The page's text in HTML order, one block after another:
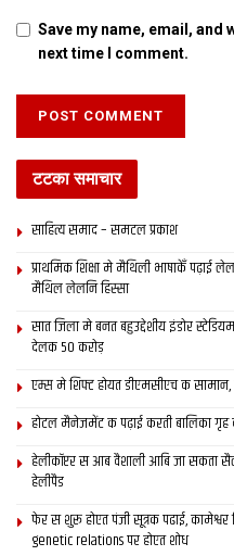
Save my name, email, and
next time I comment.
टटका समाचार
साहित्य समाद – समटल प्रकाश
प्राथमिक शि‍क्षा मे मैथि‍ली भाषाकेँ पढ़ाई
मैथिल लेलनि हिस्सा
सात जिला मे बनत बहुउद्देशीय इंडोर
देलक 50 करोड़
एम्स मे शिफ्ट होयत डीएमसीएच क सामान,
होटल मैनेजमेंट क पढ़ाई करती बालिका
हेलीकॉप्टर स आब वैशाली आबि जा सकता
हेलीपैड
फेर स शुरू होएत पंजी सूत्रक पढाई, कामेश्वर
genetic relations पर होएत शोध